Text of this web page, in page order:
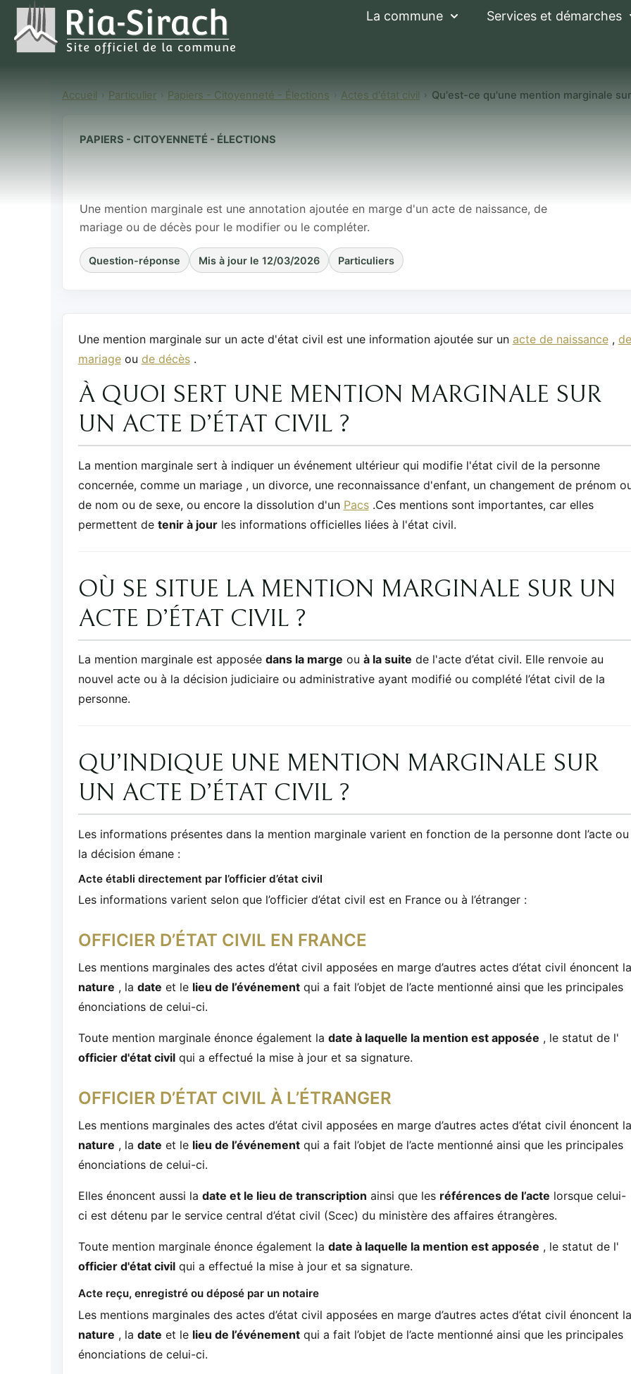
La commune Services et démarches
Accueil Particulier Papiers - Citoyenneté - Élections Actes d'état civil Qu'est-ce qu'une mention marginale
PAPIERS - CITOYENNETÉ - ÉLECTIONS
Qu'est-ce qu'une mention
acte d'état civil ?
Une mention marginale est une annotation ajoutée en marge d'un acte de naissance, de
mariage ou de décès pour le modifier ou le compléter.
Question-réponse Mis à jour le 12/03/2026 Particuliers
Une mention marginale sur un acte d'état civil est une information ajoutée sur un acte de naissance, de
mariageou de décès.
À QUOI SERT UNE MENTION MARGINALE SUR
UN ACTE D’ÉTAT CIVIL ?
La mention marginale sert à indiquer un événement ultérieur qui modifie l'état civil de la personne
concernée, comme un mariage , un divorce, une reconnaissance d'enfant, un changement de prénom
de nom ou de sexe, ou encore la dissolution d'un Pacs.Ces mentions sont importantes, car elles
permettent de tenir à jourles informations officielles liées à l'état civil.
OÙ SE SITUE LA MENTION MARGINALE SUR UN
ACTE D’ÉTAT CIVIL ?
La mention marginale est apposée dans la marge ou à la suite de l'acte d’état civil. Elle renvoie au
nouvel acte ou à la décision judiciaire ou administrative ayant modifié ou complété l’état civil de la
personne.
QU’INDIQUE UNE MENTION MARGINALE SUR
UN ACTE D’ÉTAT CIVIL ?
Les informations présentes dans la mention marginale varient en fonction de la personne dont l’acte ou
la décision émane :
Acte établi directement par l’officier d’état civil
Les informations varient selon que l’officier d’état civil est en France ou à l’étranger :
OFFICIER D’ÉTAT CIVIL EN FRANCE
Les mentions marginales des actes d’état civil apposées en marge d’autres actes d’état civil énoncent la
nature , la date et le lieu de l’événementqui a fait l’objet de l’acte mentionné ainsi que les principales
énonciations de celui-ci.
Toute mention marginale énonce également la date à laquelle la mention est apposée , le statut de l'
officier d'état civilqui a effectué la mise à jour et sa signature.
OFFICIER D’ÉTAT CIVIL À L’ÉTRANGER
Les mentions marginales des actes d’état civil apposées en marge d’autres actes d’état civil énoncent la
nature , la date et le lieu de l’événementqui a fait l’objet de l’acte mentionné ainsi que les principales
énonciations de celui-ci.
Elles énoncent aussi la date et le lieu de transcription ainsi que les références de l’acte lorsque celui-
ci est détenu par le service central d’état civil (Scec) du ministère des affaires étrangères.
Toute mention marginale énonce également la date à laquelle la mention est apposée , le statut de l'
officier d'état civilqui a effectué la mise à jour et sa signature.
Acte reçu, enregistré ou déposé par un notaire
Les mentions marginales des actes d’état civil apposées en marge d’autres actes d’état civil énoncent la
nature , la date et le lieu de l’événementqui a fait l’objet de l’acte mentionné ainsi que les principales
énonciations de celui-ci.